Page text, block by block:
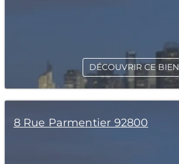
DÉCOUVRIR CE BIEN
8 Rue Parmentier 92800